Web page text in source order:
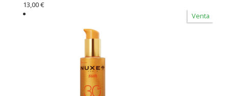
13,00 €
Venta